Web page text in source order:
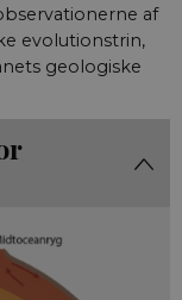
af
evolutionstrin,
geologiske